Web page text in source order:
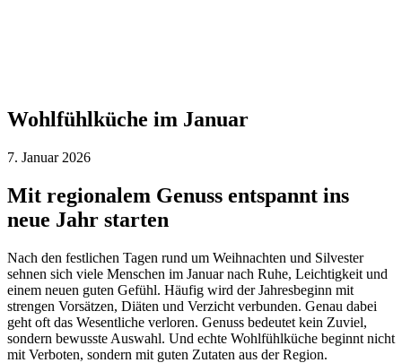
Wohlfühlküche im Januar
7. Januar 2026
Mit regionalem Genuss entspannt ins
neue Jahr starten
Nach den festlichen Tagen rund um Weihnachten und Silvester
sehnen sich viele Menschen im Januar nach Ruhe, Leichtigkeit und
einem neuen guten Gefühl. Häufig wird der Jahresbeginn mit
strengen Vorsätzen, Diäten und Verzicht verbunden. Genau dabei
geht oft das Wesentliche verloren. Genuss bedeutet kein Zuviel,
sondern bewusste Auswahl. Und echte Wohlfühlküche beginnt nicht
mit Verboten, sondern mit guten Zutaten aus der Region.